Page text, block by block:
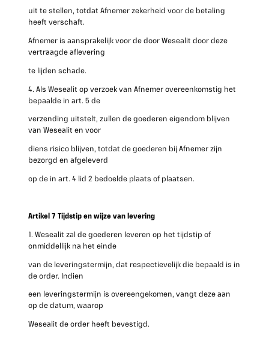
uit te stellen, totdat Afnemer zekerheid voor de betaling
heeft verschaft.
Afnemer is aansprakelijk voor de door Wesealit door deze
vertraagde aflevering
te lijden schade.
4. Als Wesealit op verzoek van Afnemer overeenkomstig het
bepaalde in art. 5 de
verzending uitstelt, zullen de goederen eigendom blijven
van Wesealit en voor
diens risico blijven, totdat de goederen bij Afnemer zijn
bezorgd en afgeleverd
op de in art. 4 lid 2 bedoelde plaats of plaatsen.
Artikel 7 Tijdstip en wijze van levering
1. Wesealit zal de goederen leveren op het tijdstip of
onmiddellijk na het einde
van de leveringstermijn, dat respectievelijk die bepaald is in
de order. Indien
een leveringstermijn is overeengekomen, vangt deze aan
op de datum, waarop
Wesealit de order heeft bevestigd.